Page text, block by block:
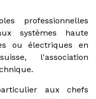
professionnelles
systèmes haute
ou électriques en
l'association
aux chefs